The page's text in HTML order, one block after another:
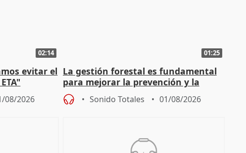
02:14
evitar el
08/2026
01:25
La gestión forestal es fundamental
para mejorar la prevención y la
actuación frente a incendios
Sonido Totales 01/08/2026